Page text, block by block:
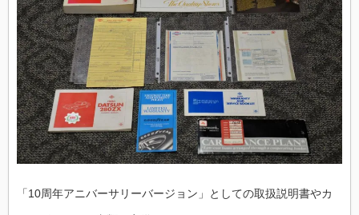
「10周年アニバーサリーバージョン」としての取扱説明書やカ